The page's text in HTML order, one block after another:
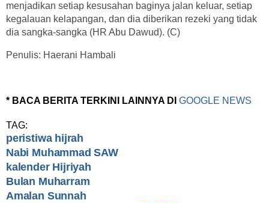
menjadikan setiap kesusahan baginya jalan keluar, setiap
kegalauan kelapangan, dan dia diberikan rezeki yang tidak
dia sangka-sangka (HR Abu Dawud). (C)
Penulis: Haerani Hambali
* BACA BERITA TERKINI LAINNYA DI GOOGLE NEWS
TAG:
peristiwa hijrah
Nabi Muhammad SAW
kalender Hijriyah
Bulan Muharram
Amalan Sunnah